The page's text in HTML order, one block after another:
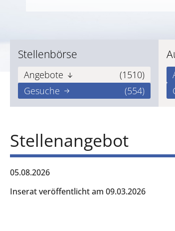
Stellenbörse
Angebote
(1510)
Gesuche
(554)
Stellenangebot
05.08.2026
Inserat veröffentlicht am 09.03.2026